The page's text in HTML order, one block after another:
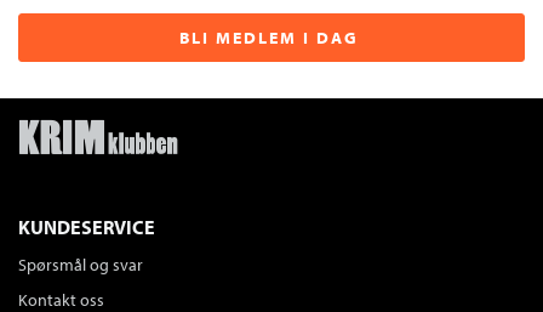
BLI MEDLEM I DAG
KUNDESERVICE
Spørsmål og svar
Kontakt oss